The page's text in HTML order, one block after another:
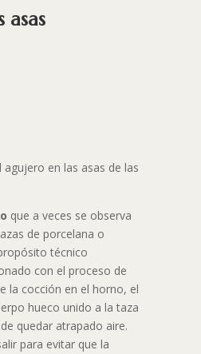
asas
agujero en las asas de las
que a veces se observa
de porcelana o
técnico
con el proceso de
la cocción en el horno, el
hueco unido a la taza
quedar atrapado aire.
para evitar que la